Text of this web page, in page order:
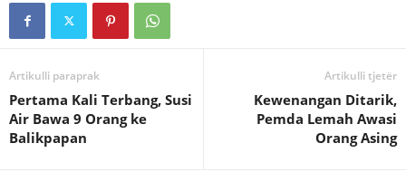
Artikulli paraprak
Pertama Kali Terbang, Susi
Air Bawa 9 Orang ke
Balikpapan
Artikulli tjetër
Kewenangan Ditarik,
Pemda Lemah Awasi
Orang Asing